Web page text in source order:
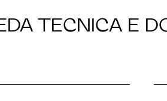
TECNICA E